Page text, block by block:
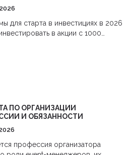
для старта в инвестициях в 2026
в акции с 1000
ПО ОРГАНИЗАЦИИ
И ОБЯЗАННОСТИ
профессия организатора